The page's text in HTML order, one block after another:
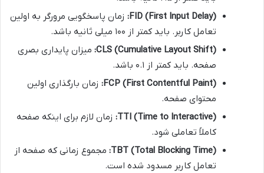
FID (First Input Delay): زمان پاسخگویی مرورگر به اولین
تعامل کاربر. باید کمتر از ۱۰۰ میلی ثانیه باشد.
CLS (Cumulative Layout Shift): میزان پایداری بصری
صفحه. باید کمتر از ۰.۱ باشد.
FCP (First Contentful Paint): زمان بارگذاری اولین
محتوای صفحه.
TTI (Time to Interactive): زمان لازم برای اینکه صفحه
کاملاً تعاملی شود.
TBT (Total Blocking Time): مجموع زمانی که صفحه از
تعامل کاربر مسدود شده است.